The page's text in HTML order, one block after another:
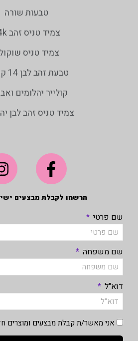
הרשמו לקבלת מבצעים
שם פרטי
שם משפחה
דוא"ל
אני מאשר/ת קבלת מבצעים ומוצרים
טבעות שורה
צמיד טניס זהב 14k
צמיד טניס
טבעת זהב לבן 14 קראט
קולייר יהלומים
צמיד טניס זהב לבן